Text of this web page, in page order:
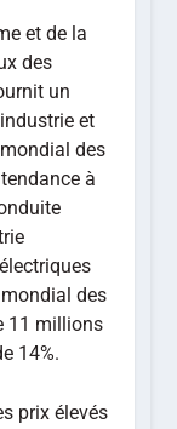
et de la
des
un
et
des
à
des
11 millions
14%.
prix élevés